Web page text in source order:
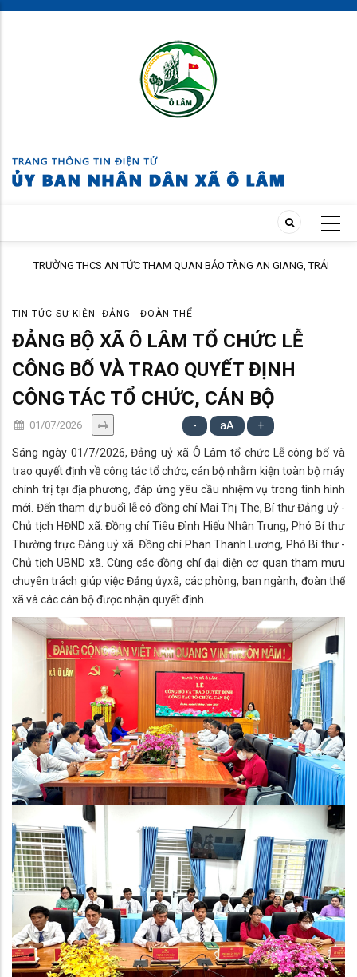
Skip
TRƯỜNG THCS AN TỨC THAM QUAN BẢO TÀNG AN GIANG, TRẢI
TIN TỨC SỰ KIỆN ĐẢNG - ĐOÀN THỂ
ĐẢNG BỘ XÃ Ô LÂM TỔ CHỨC LỄ
CÔNG BỐ VÀ TRAO QUYẾT ĐỊNH
CÔNG TÁC TỔ CHỨC, CÁN BỘ
01/07/2026 - aA +
Sáng ngày 01/7/2026, Đảng uỷ xã Ô Lâm tổ chức Lễ công bố và
trao quyết định về công tác tổ chức, cán bộ nhằm kiện toàn bộ máy
chính trị tại địa phương, đáp ứng yêu cầu nhiệm vụ trong tình hình
mới. Đến tham dự buổi lễ có đồng chí Mai Thị The, Bí thư Đảng uỷ -
Chủ tịch HĐND xã. Đồng chí Tiêu Đình Hiếu Nhân Trung, Phó Bí thư
Thường trực Đảng uỷ xã. Đồng chí Phan Thanh Lương, Phó Bí thư -
Chủ tịch UBND xã. Cùng các đồng chí đại diện cơ quan tham mưu
chuyên trách giúp việc Đảng ủyxã, các phòng, ban ngành, đoàn thể
xã và các cán bộ được nhận quyết định.